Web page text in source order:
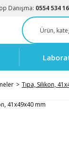
Danışma: 0554 534
Tıpa, Silikon,